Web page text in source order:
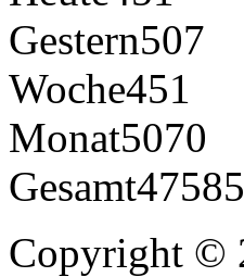
Gestern507
Woche451
Monat5070
Gesamt
Copyright ©